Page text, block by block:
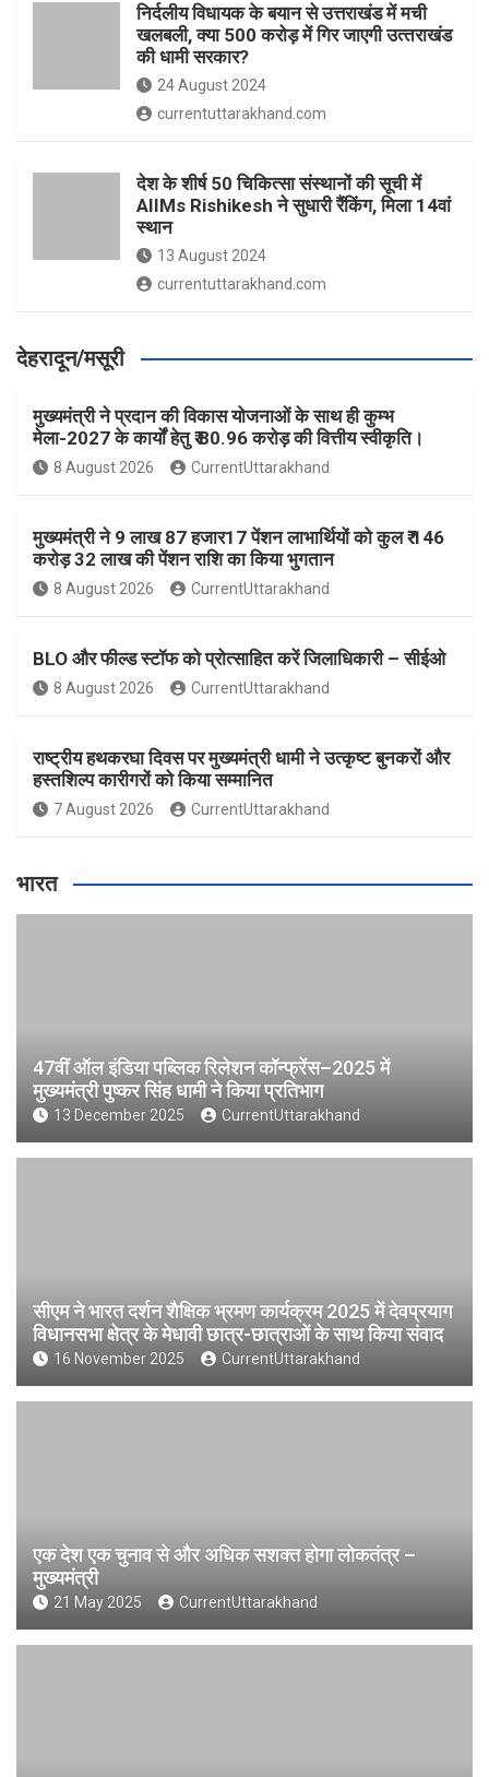
निर्दलीय विधायक के बयान से उत्तराखंड में मची
खलबली, क्‍या 500 करोड़ में गिर जाएगी उत्‍तराखंड
की धामी सरकार?
24 August 2024
currentuttarakhand.com
देश के शीर्ष 50 चिकित्सा संस्थानों की सूची में
AIIMs Rishikesh ने सुधारी रैंकिंग, मिला 14वां
स्थान
13 August 2024
currentuttarakhand.com
देहरादून/मसूरी
मुख्यमंत्री ने प्रदान की विकास योजनाओं के साथ ही कुम्भ
मेला-2027 के कार्यों हेतु ₹ 80.96 करोड़ की वित्तीय स्वीकृति।
8 August 2026 CurrentUttarakhand
मुख्यमंत्री ने 9 लाख 87 हजार17 पेंशन लाभार्थियों को कुल ₹ 146
करोड़ 32 लाख की पेंशन राशि का किया भुगतान
8 August 2026 CurrentUttarakhand
BLO और फील्ड स्टॉफ को प्रोत्साहित करें जिलाधिकारी – सीईओ
8 August 2026 CurrentUttarakhand
राष्ट्रीय हथकरघा दिवस पर मुख्यमंत्री धामी ने उत्कृष्ट बुनकरों और
हस्तशिल्प कारीगरों को किया सम्मानित
7 August 2026 CurrentUttarakhand
भारत
47वीं ऑल इंडिया पब्लिक रिलेशन कॉन्फ्रेंस–2025 में
मुख्यमंत्री पुष्कर सिंह धामी ने किया प्रतिभाग
13 December 2025 CurrentUttarakhand
सीएम ने भारत दर्शन शैक्षिक भ्रमण कार्यक्रम 2025 में देवप्रयाग
विधानसभा क्षेत्र के मेधावी छात्र-छात्राओं के साथ किया संवाद
16 November 2025 CurrentUttarakhand
एक देश एक चुनाव से और अधिक सशक्त होगा लोकतंत्र –
मुख्यमंत्री
21 May 2025 CurrentUttarakhand